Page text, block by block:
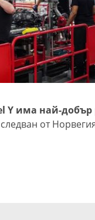
Y има най-добър
следван от